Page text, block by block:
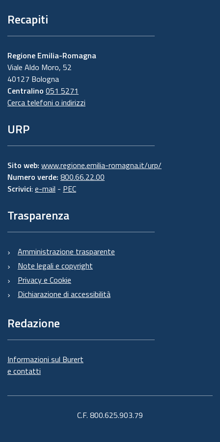
Recapiti
Regione Emilia-Romagna
Viale Aldo Moro, 52
40127 Bologna
Centralino 051 5271
Cerca telefoni o indirizzi
URP
Sito web: www.regione.emilia-romagna.it/urp/
Numero verde: 800.66.22.00
Scrivici: e-mail - PEC
Trasparenza
Amministrazione trasparente
Note legali e copyright
Privacy e Cookie
Dichiarazione di accessibilità
Redazione
Informazioni sul Burert
e contatti
C.F. 800.625.903.79